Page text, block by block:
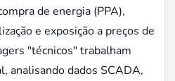
de energia (PPA),
e exposição a preços de
"técnicos" trabalham
analisando dados SCADA,